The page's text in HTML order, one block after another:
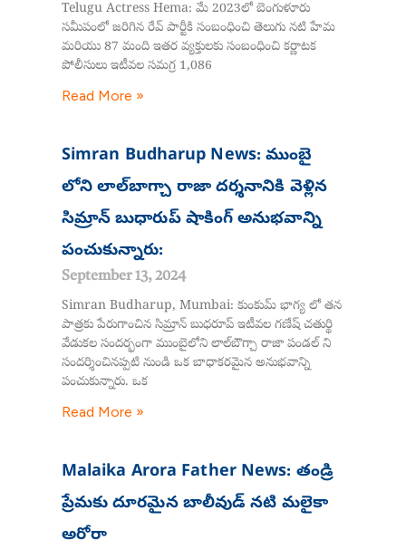
Telugu Actress Hema: మే 2023లో బెంగుళూరు
సమీపంలో జరిగిన రేవ్ పార్టీకి సంబంధించి తెలుగు నటి హేమ
మరియు 87 మంది ఇతర వ్యక్తులకు సంబంధించి కర్ణాటక
పోలీసులు ఇటీవల సమగ్ర 1,086
Read More »
Simran Budharup News: ముంబై
లోని లాల్‌బాగ్చా రాజా దర్శనానికి వెళ్లిన
సిమ్రాన్ బుధారుప్ షాకింగ్ అనుభవాన్ని
పంచుకున్నారు:
September 13, 2024
Simran Budharup, Mumbai: కుంకుమ్ భాగ్య లో తన
పాత్రకు పేరుగాంచిన సిమ్రాన్ బుధరూప్ ఇటీవల గణేష్ చతుర్థి
వేడుకల సందర్భంగా ముంబైలోని లాల్‌బౌగ్చా రాజా పండల్ ని
సందర్శించినప్పటి నుండి ఒక బాధాకరమైన అనుభవాన్ని
పంచుకున్నారు. ఒక
Read More »
Malaika Arora Father News: తండ్రి
ప్రేమకు దూరమైన బాలీవుడ్ నటి మలైకా
అరోరా